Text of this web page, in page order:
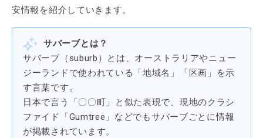
安情報を紹介していきます。
サバーブとは？
サバーブ（suburb）とは、オーストラリアやニュー
ジーランドで使われている「地域名」「区画」を示
す言葉です。
日本で言う「〇〇町」と似た表現で、現地のクラシ
ファイド「Gumtree」などでもサバーブごとに情報
が掲載されています。